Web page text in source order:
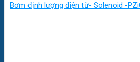
Bơm định lượng điện từ- Solenoid -